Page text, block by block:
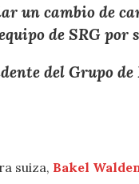
un cambio de
de SRG por
del Grupo
suiza, Bakel